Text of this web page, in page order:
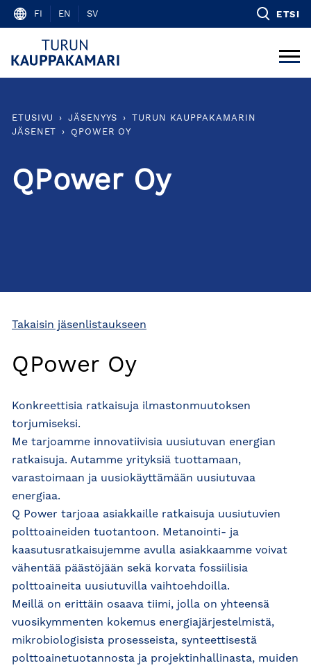
Skip
content
FI EN SV ETSI
ETUSIVU › JÄSENYYS ›
TURUN KAUPPAKAMARIN
JÄSENET
› QPOWER OY
QPower Oy
Takaisin jäsenlistaukseen
QPower Oy
Konkreettisia ratkaisuja ilmastonmuutoksen
torjumiseksi.
Me tarjoamme innovatiivisia uusiutuvan energian
ratkaisuja. Autamme yrityksiä tuottamaan,
varastoimaan ja uusiokäyttämään uusiutuvaa
energiaa.
Q Power tarjoaa asiakkaille ratkaisuja uusiutuvien
polttoaineiden tuotantoon. Metanointi- ja
kaasutusratkaisujemme avulla asiakkaamme voivat
vähentää päästöjään sekä korvata fossiilisia
polttoaineita uusiutuvilla vaihtoehdoilla.
Meillä on erittäin osaava tiimi, jolla on yhteensä
vuosikymmenten kokemus energiajärjestelmistä,
mikrobiologisista prosesseista, synteettisestä
polttoainetuotannosta ja projektinhallinasta, muiden